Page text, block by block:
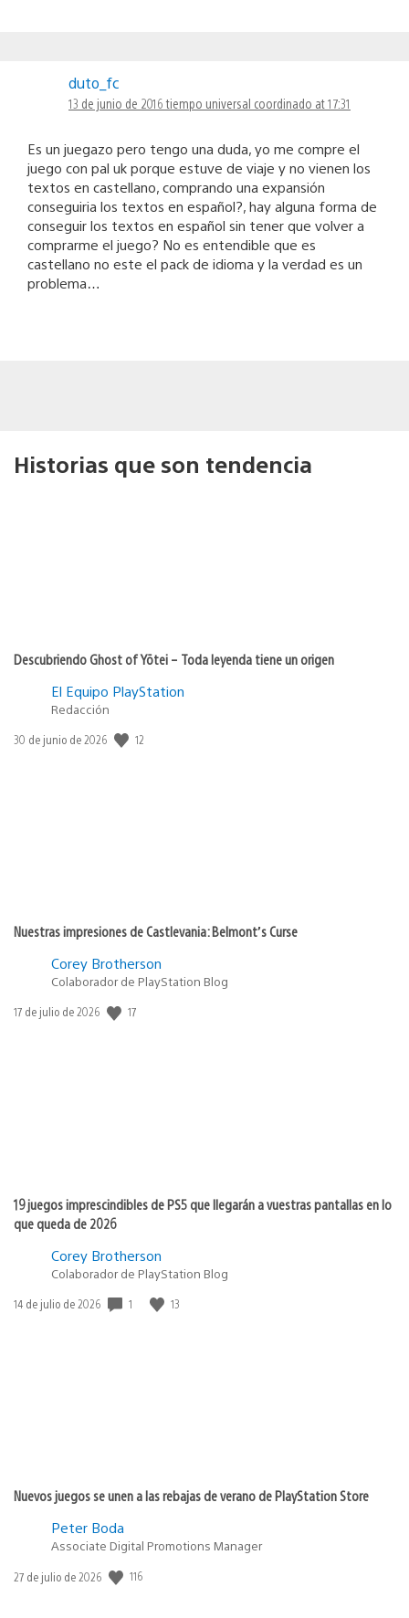
duto_fc
13 de junio de 2016 tiempo universal coordinado at 17:31
Es un juegazo pero tengo una duda, yo me compre el
juego con pal uk porque estuve de viaje y no vienen los
textos en castellano, comprando una expansión
conseguiria los textos en español?, hay alguna forma de
conseguir los textos en español sin tener que volver a
comprarme el juego? No es entendible que es
castellano no este el pack de idioma y la verdad es un
problema…
Historias que son tendencia
Descubriendo Ghost of Yōtei – Toda leyenda tiene un origen
El Equipo PlayStation
Redacción
Fecha
30 de junio de 2026 12
Nuestras impresiones de Castlevania: Belmont’s Curse
Corey Brotherson
Colaborador de PlayStation Blog
Fecha
17 de julio de 2026 17
19 juegos imprescindibles de PS5 que llegarán a vuestras pantallas en lo
que queda de 2026
Corey Brotherson
Colaborador de PlayStation Blog
Fecha
14 de julio de 2026 1 13
Nuevos juegos se unen a las rebajas de verano de PlayStation Store
Peter Boda
Associate Digital Promotions Manager
Fecha
27 de julio de 2026 116